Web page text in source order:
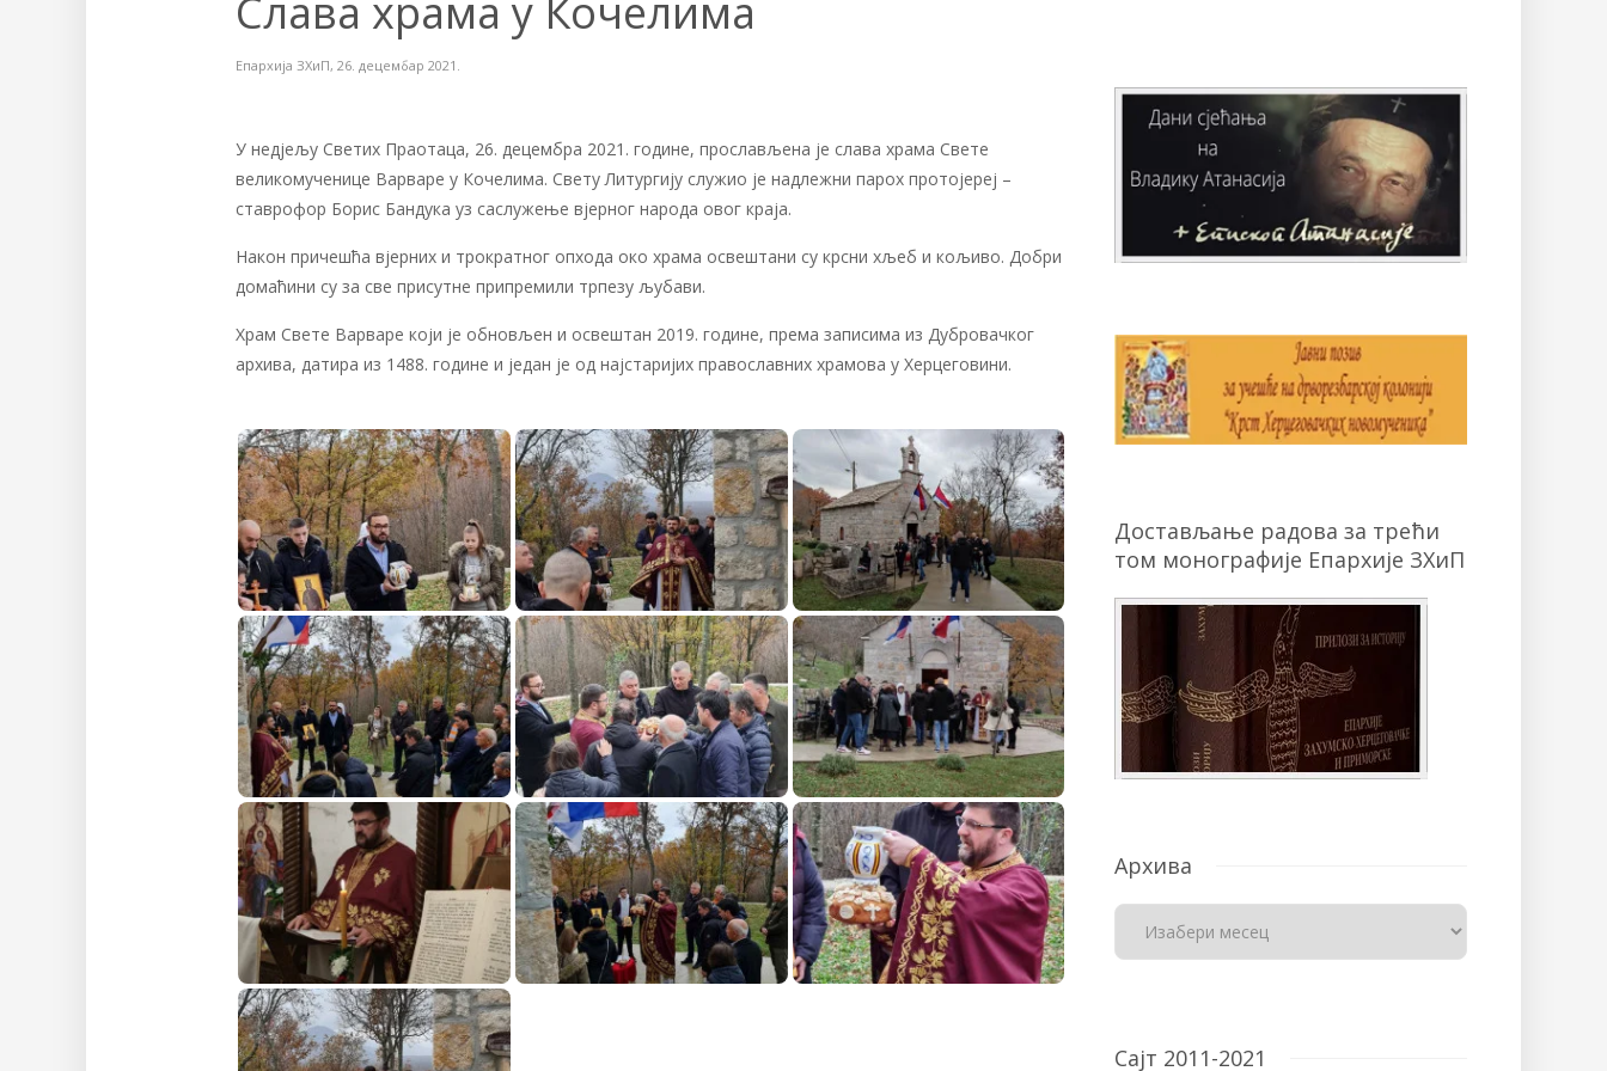
Слава храма у Кочелима
Епархија ЗХиП, 26. децембар 2021.
У недјељу Светих Праотаца, 26. децембра 2021. године, прослављена је слава храма Свете
великомученице Варваре у Кочелима. Свету Литургију служио је надлежни парох протојереј –
ставрофор Борис Бандука уз саслужење вјерног народа овог краја.
Након причешћа вјерних и трократног опхода око храма освештани су крсни хљеб и кољиво. Добри
домаћини су за све присутне припремили трпезу љубави.
Храм Свете Варваре који је обновљен и освештан 2019. године, према записима из Дубровачког
архива, датира из 1488. године и један је од најстаријих православних храмова у Херцеговини.
Достављање радова за трећи
том монографије Епархије ЗХиП
Архива
Сајт 2011-2021